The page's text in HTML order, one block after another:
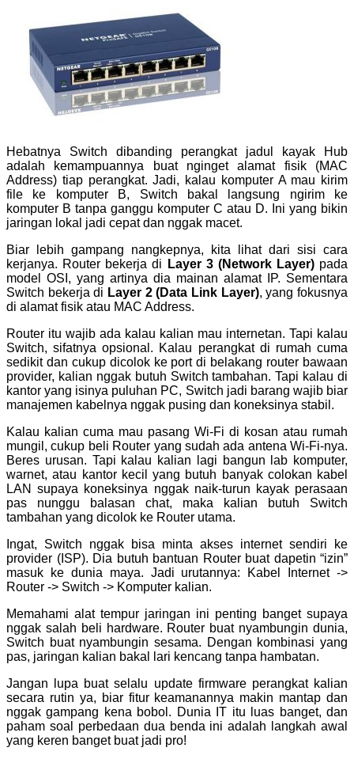
Hebatnya Switch dibanding perangkat jadul kayak Hub
adalah kemampuannya buat nginget alamat fisik (MAC
Address) tiap perangkat. Jadi, kalau komputer A mau kirim
file ke komputer B, Switch bakal langsung ngirim ke
komputer B tanpa ganggu komputer C atau D. Ini yang bikin
jaringan lokal jadi cepat dan nggak macet.
Biar lebih gampang nangkepnya, kita lihat dari sisi cara
kerjanya. Router bekerja di
Layer 3 (Network Layer)pada
model OSI, yang artinya dia mainan alamat IP. Sementara
Switch bekerja di Layer 2 (Data Link Layer), yang fokusnya
di alamat fisik atau MAC Address.
Router itu wajib ada kalau kalian mau internetan. Tapi kalau
Switch, sifatnya opsional. Kalau perangkat di rumah cuma
sedikit dan cukup dicolok ke port di belakang router bawaan
provider, kalian nggak butuh Switch tambahan. Tapi kalau di
kantor yang isinya puluhan PC, Switch jadi barang wajib biar
manajemen kabelnya nggak pusing dan koneksinya stabil.
Kalau kalian cuma mau pasang Wi-Fi di kosan atau rumah
mungil, cukup beli Router yang sudah ada antena Wi-Fi-nya.
Beres urusan. Tapi kalau kalian lagi bangun lab komputer,
warnet, atau kantor kecil yang butuh banyak colokan kabel
LAN supaya koneksinya nggak naik-turun kayak perasaan
pas nunggu balasan chat, maka kalian butuh Switch
tambahan yang dicolok ke Router utama.
Ingat, Switch nggak bisa minta akses internet sendiri ke
provider (ISP). Dia butuh bantuan Router buat dapetin “izin”
masuk ke dunia maya. Jadi urutannya: Kabel Internet ->
Router -> Switch -> Komputer kalian.
Memahami alat tempur jaringan ini penting banget supaya
nggak salah beli hardware. Router buat nyambungin dunia,
Switch buat nyambungin sesama. Dengan kombinasi yang
pas, jaringan kalian bakal lari kencang tanpa hambatan.
Jangan lupa buat selalu update firmware perangkat kalian
secara rutin ya, biar fitur keamanannya makin mantap dan
nggak gampang kena bobol. Dunia IT itu luas banget, dan
paham soal perbedaan dua benda ini adalah langkah awal
yang keren banget buat jadi pro!